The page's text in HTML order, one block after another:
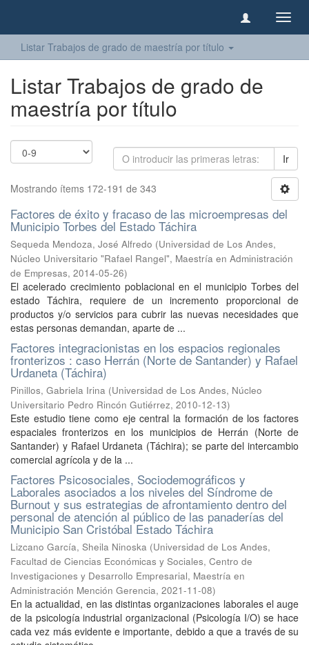
Listar Trabajos de grado de maestría por título
Listar Trabajos de grado de
maestría por título
Ir
Mostrando ítems 172-191 de 343
Factores de éxito y fracaso de las microempresas del
Municipio Torbes del Estado Táchira
Sequeda Mendoza, José Alfredo (Universidad de Los Andes,
Núcleo Universitario "Rafael Rangel", Maestría en Administración
de Empresas, 2014-05-26)
El acelerado crecimiento poblacional en el municipio Torbes del
estado Táchira, requiere de un incremento proporcional de
productos y/o servicios para cubrir las nuevas necesidades que
estas personas demandan, aparte de ...
Factores integracionistas en los espacios regionales
fronterizos : caso Herrán (Norte de Santander) y Rafael
Urdaneta (Táchira)
Pinillos, Gabriela Irina (Universidad de Los Andes, Núcleo
Universitario Pedro Rincón Gutiérrez, 2010-12-13)
Este estudio tiene como eje central la formación de los factores
espaciales fronterizos en los municipios de Herrán (Norte de
Santander) y Rafael Urdaneta (Táchira); se parte del intercambio
comercial agrícola y de la ...
Factores Psicosociales, Sociodemográficos y
Laborales asociados a los niveles del Síndrome de
Burnout y sus estrategias de afrontamiento dentro del
personal de atención al público de las panaderías del
Municipio San Cristóbal Estado Táchira
Lizcano García, Sheila Ninoska (Universidad de Los Andes,
Facultad de Ciencias Económicas y Sociales, Centro de
Investigaciones y Desarrollo Empresarial, Maestría en
Administración Mención Gerencia, 2021-11-08)
En la actualidad, en las distintas organizaciones laborales el auge
de la psicología industrial organizacional (Psicología I/O) se hace
cada vez más evidente e importante, debido a que a través de su